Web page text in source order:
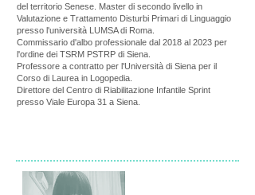
del territorio Senese. Master di secondo livello in
Valutazione e Trattamento Disturbi Primari di Linguaggio
presso l'università LUMSA di Roma.
Commissario d'albo professionale dal 2018 al 2023 per
l'ordine dei TSRM PSTRP di Siena.
Professore a contratto per l'Università di Siena per il
Corso di Laurea in Logopedia.
Direttore del Centro di Riabilitazione Infantile Sprint
presso Viale Europa 31 a Siena.